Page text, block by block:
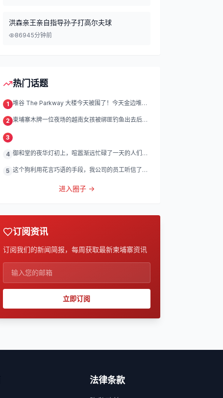
洪森亲王亲自指导孙子打高尔夫球
86945分钟前
热门话题
1 堆谷 The Parkway 大楼今天被围了！今天金边堆谷
2 柬埔寨木牌一位夜场的越南女孩被绑匪钓鱼出去后遭
3
4 御和堂的夜华灯初上，喧嚣渐远忙碌了一天的人们渐
5 这个狗利用花言巧语的手段，我公司的员工听信了他
进入圈子 →
订阅资讯
订阅我们的新闻简报，每周获取最新柬埔寨资讯
立即订阅
法律条款